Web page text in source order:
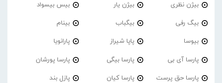
بیژن نظری بیژن یار بیس بیسواد
بیگ رفی بیگباب بینام
بیوسا پاپا شیراز پارانویا
پارسا آی بی پارسا بیگی پارسا پورشان
پارسا حق پرست پارسا کیان پازل بند